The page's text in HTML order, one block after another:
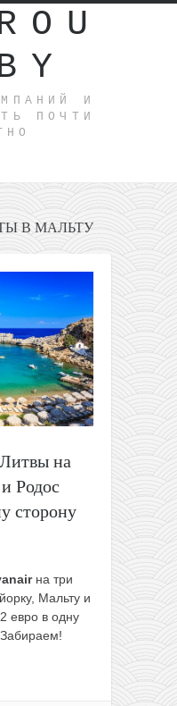
И
ПОЧТИ
В МАЛЬТУ
на
Родос
сторону
на три
Мальту и
евро в одну